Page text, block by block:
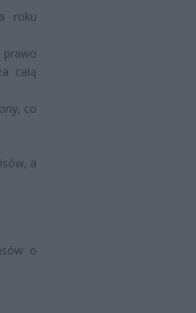
roku
prawo
całą
co
a
o